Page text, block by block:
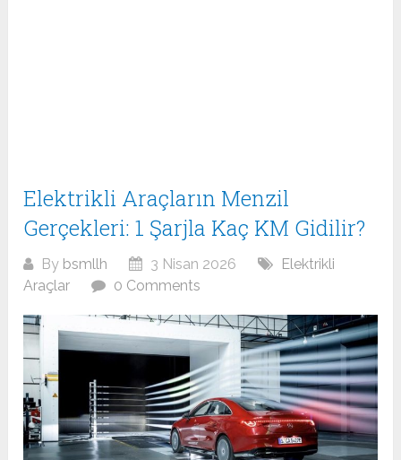
Elektrikli Araçların Menzil
Gerçekleri: 1 Şarjla Kaç KM Gidilir?
By bsmllh 3 Nisan 2026
Elektrikli
Araçlar
0 Comments